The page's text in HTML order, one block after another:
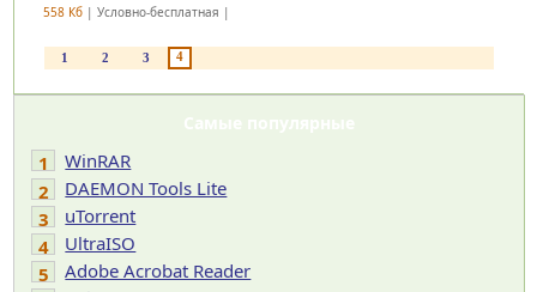
558 Кб| Условно-бесплатная |
1 2 3 4
Самые популярные
1
WinRAR
2
DAEMON Tools Lite
3
uTorrent
4
UltraISO
5
Adobe Acrobat Reader